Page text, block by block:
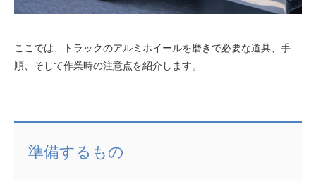
ここでは、トラックのアルミホイールを磨きで必要な道具、手
順、そして作業時の注意点を紹介します。
準備するもの